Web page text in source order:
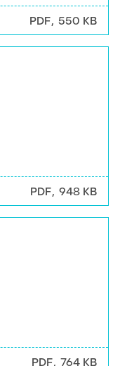
PDF 550 KB
PDF 948 KB
PDF 764 KB